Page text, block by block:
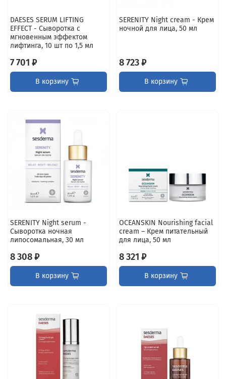
DAESES SERUM LIFTING
EFFECT - Сыворотка с
мгновенным эффектом
лифтинга, 10 шт по 1,5 мл
7 701 ₽
В корзину
SERENITY Night cream - Крем
ночной для лица, 50 мл
8 723 ₽
В корзину
SERENITY Night serum -
Сыворотка ночная
липосомальная, 30 мл
8 308 ₽
В корзину
OCEANSKIN Nourishing facial
cream – Крем питательный
для лица, 50 мл
8 321 ₽
В корзину